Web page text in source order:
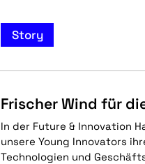
Story
Frischer Wind für
In der Future & Innovation
unsere Young Innovators
Technologien und